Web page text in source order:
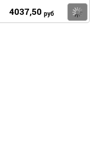
Купить
4037,50 руб